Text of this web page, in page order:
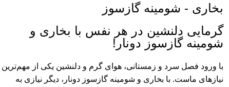
بخاری - شومینه گازسوز
گرمایی دلنشین در هر نفس با بخاری و
شومینه گازسوز دونار!
با ورود فصل سرد و زمستانی، هوای گرم و دلنشین یکی از مهم‌ترین
نیازهای ماست. با بخاری و شومینه گازسوز دونار، دیگر نیازی به